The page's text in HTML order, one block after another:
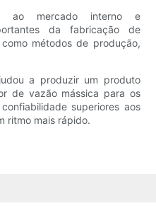
ao mercado interno e
da fabricação de
métodos de produção,
a produzir um produto
de vazão mássica para os
superiores aos
ritmo mais rápido.